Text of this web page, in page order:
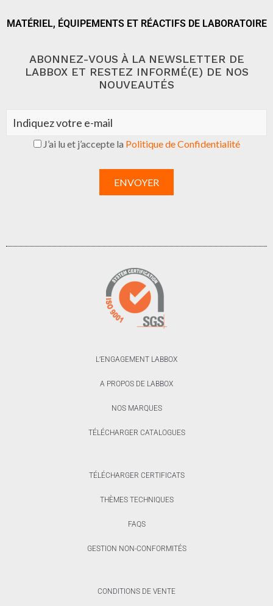
MATÉRIEL, ÉQUIPEMENTS ET RÉACTIFS DE LABORATOIRE
ABONNEZ-VOUS À LA NEWSLETTER DE
LABBOX ET RESTEZ INFORMÉ(E) DE NOS
NOUVEAUTÉS
J’ai lu et j’accepte la Politique de Confidentialité
L’ENGAGEMENT LABBOX
A PROPOS DE LABBOX
NOS MARQUES
TÉLÉCHARGER CATALOGUES
TÉLÉCHARGER CERTIFICATS
THÈMES TECHNIQUES
FAQS
GESTION NON-CONFORMITÉS
CONDITIONS DE VENTE